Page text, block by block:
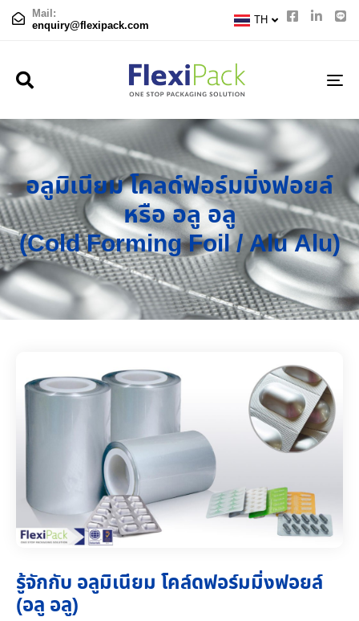
Mail:
enquiry@flexipack.com TH
JP
อลูมิเนียม โคลด์ฟอร์มมิ่งฟอยล์
หรือ อลู อลู
(Cold Forming Foil / Alu Alu)
รู้จักกับ อลูมิเนียม โคล์ดฟอร์มมิ่งฟอยล์
(อลู อลู)